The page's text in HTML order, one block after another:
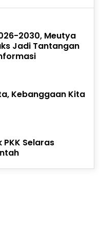
2030, Meutya
Jadi Tantangan
Kebanggaan Kita
Selaras